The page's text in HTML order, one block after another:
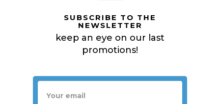
SUBSCRIBE TO THE
NEWSLETTER
keep an eye on our last
promotions!